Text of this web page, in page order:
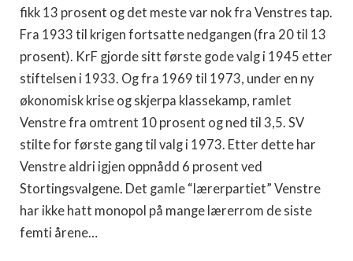
fikk 13 prosent og det meste var nok fra Venstres tap.
Fra 1933 til krigen fortsatte nedgangen (fra 20 til 13
prosent). KrF gjorde sitt første gode valg i 1945 etter
stiftelsen i 1933. Og fra 1969 til 1973, under en ny
økonomisk krise og skjerpa klassekamp, ramlet
Venstre fra omtrent 10 prosent og ned til 3,5. SV
stilte for første gang til valg i 1973. Etter dette har
Venstre aldri igjen oppnådd 6 prosent ved
Stortingsvalgene. Det gamle “lærerpartiet” Venstre
har ikke hatt monopol på mange lærerrom de siste
femti årene…